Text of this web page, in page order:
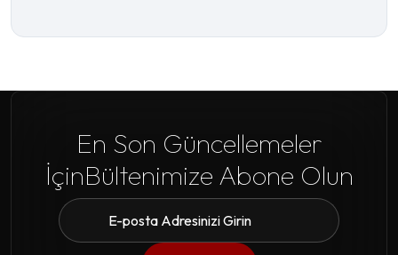
En Son Güncellemeler
İçinBültenimize Abone Olun